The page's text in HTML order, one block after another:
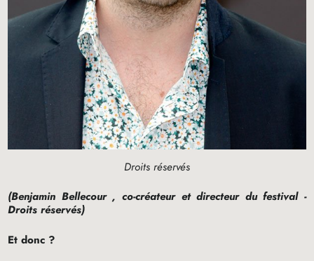
Droits réservés
(Benjamin Bellecour, co-créateur et directeur du festival -
Droits réservés)
Et donc ?